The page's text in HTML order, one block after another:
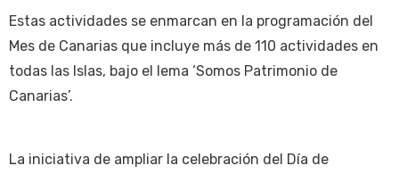
Estas actividades se enmarcan en la programación del
Mes de Canarias que incluye más de 110 actividades en
todas las Islas, bajo el lema ‘Somos Patrimonio de
Canarias’.
La iniciativa de ampliar la celebración del Día de